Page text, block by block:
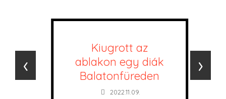
Kiugrott az
ablakon egy diák
Balatonfüreden
2022.11.09.
‹ ›